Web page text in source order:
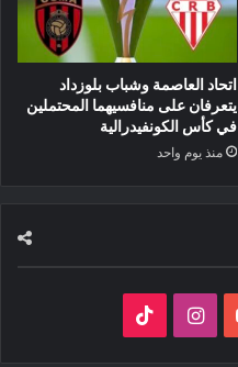
اتحاد العاصمة وشباب بلوزداد
يتعرفان على منافسيهما المحتملين
في كأس الكونفيدرالية
منذ يوم واحد
‫YouTubeانستقرام